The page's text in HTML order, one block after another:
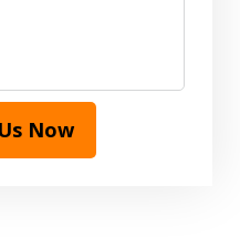
Now